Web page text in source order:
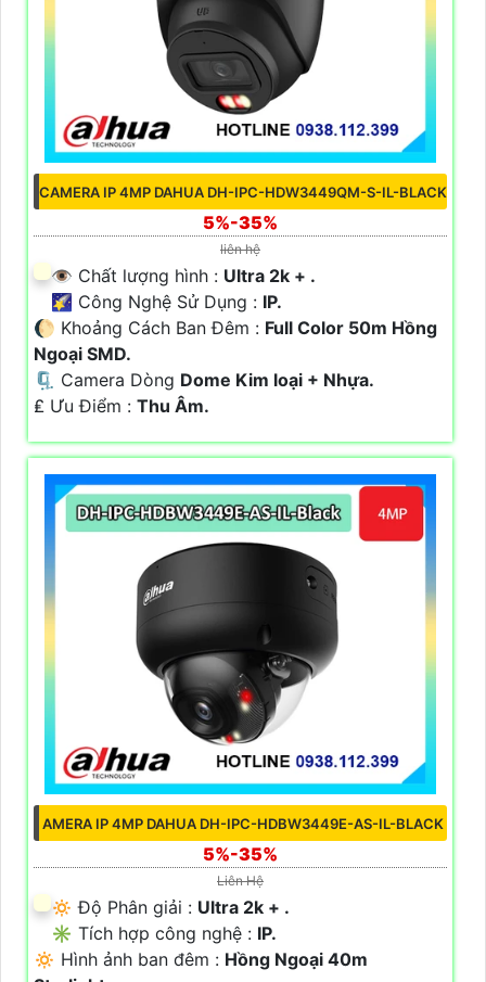
CAMERA IP 4MP DAHUA DH-IPC-HDW3449QM-S-IL-BLACK
5%-35%
liên hệ
👁 Chất lượng hình : Ultra 2k + .
🌠 Công Nghệ Sử Dụng : IP.
🌔 Khoảng Cách Ban Đêm : Full Color 50m Hồng
Ngoại SMD.
🗜️ Camera Dòng Dome Kim loại + Nhựa.
️₤ Ưu Điểm : Thu Âm.
AMERA IP 4MP DAHUA DH-IPC-HDBW3449E-AS-IL-BLACK
5%-35%
Liên Hệ
🔅 Độ Phân giải : Ultra 2k + .
✳️ Tích hợp công nghệ : IP.
🔅 Hình ảnh ban đêm : Hồng Ngoại 40m